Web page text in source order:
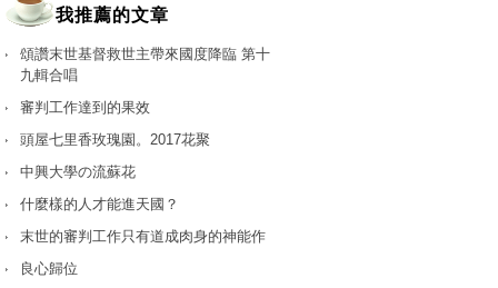
我推薦的文章
頌讚末世基督救世主帶來國度降臨 第十
九輯合唱
審判工作達到的果效
頭屋七里香玫瑰園。2017花聚
中興大學の流蘇花
什麼樣的人才能進天國？
末世的審判工作只有道成肉身的神能作
良心歸位